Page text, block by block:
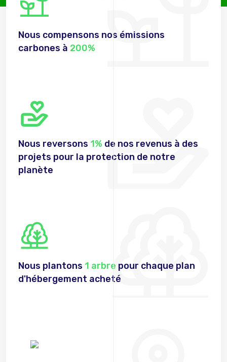
Nous compensons nos émissions
carbones à 200%
Nous reversons 1% de nos revenus à des
projets pour la protection de notre
planète
Nous plantons 1 arbre pour chaque plan
d'hébergement acheté